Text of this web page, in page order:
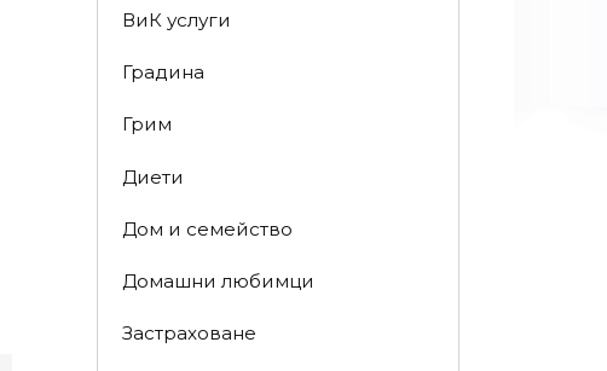
ВиК услуги
Градина
Грим
Диети
Дом и семейство
Домашни любимци
Застраховане